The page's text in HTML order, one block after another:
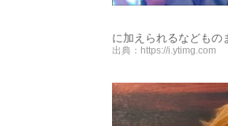
に加えられるなどもの
出典： https://i.ytimg.com